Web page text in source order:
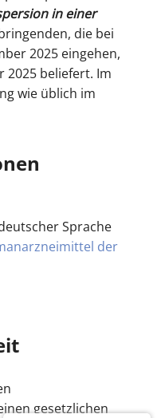
in einer
die bei
2025 eingehen,
2025 beliefert. Im
wie üblich im
Sprache
der
gesetzlichen